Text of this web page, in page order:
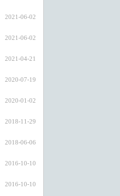
2021-06-02
2021-06-02
2021-04-21
2020-07-19
2020-01-02
2018-11-29
2018-06-06
2016-10-10
2016-10-10